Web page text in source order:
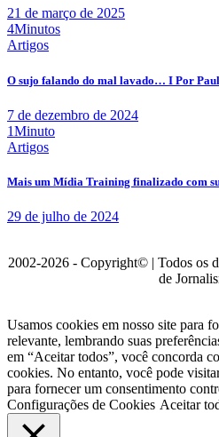
21 de março de 2025
4Minutos
Artigos
O sujo falando do mal lavado… I Por
7 de dezembro de 2024
1Minuto
Artigos
Mais um Mídia Training finalizado com
29 de julho de 2024
2002-2026 - Copyright© | Todos os
de
Usamos cookies em nosso site para
relevante, lembrando suas
em “Aceitar todos”, você concorda
cookies. No entanto, você pode
para fornecer um consentimento
Configurações de Cookies Aceitar